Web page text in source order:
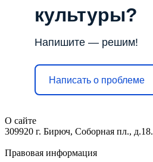
культуры?
Напишите — решим!
Написать о проблеме
О сайте
309920 г. Бирюч, Соборная пл., д.18.
Правовая информация